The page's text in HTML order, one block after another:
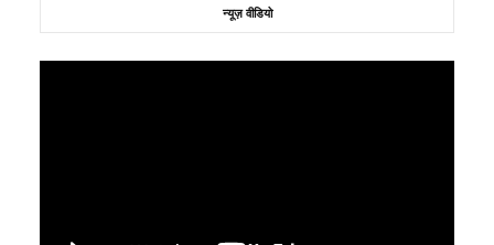
न्यूज़ वीडियो